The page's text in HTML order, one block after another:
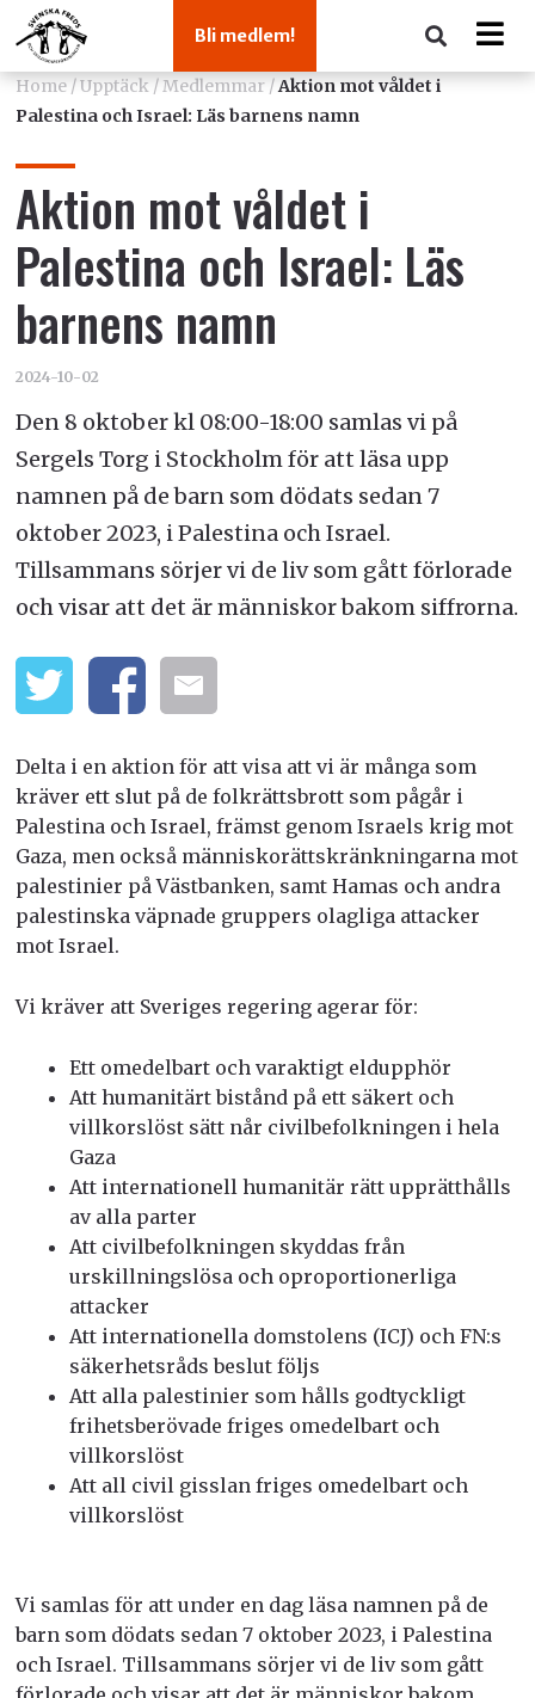
Bli medlem!
Home/Upptäck/Medlemmar/Aktion mot våldet i
Palestina och Israel: Läs barnens namn
Aktion mot våldet i
Palestina och Israel: Läs
barnens namn
2024-10-02
Den 8 oktober kl 08:00-18:00 samlas vi på
Sergels Torg i Stockholm för att läsa upp
namnen på de barn som dödats sedan 7
oktober 2023, i Palestina och Israel.
Tillsammans sörjer vi de liv som gått förlorade
och visar att det är människor bakom siffrorna.
Delta i en aktion för att visa att vi är många som
kräver ett slut på de folkrättsbrott som pågår i
Palestina och Israel, främst genom Israels krig mot
Gaza, men också människorättskränkningarna mot
palestinier på Västbanken, samt Hamas och andra
palestinska väpnade gruppers olagliga attacker
mot Israel.
Vi kräver att Sveriges regering agerar för:
Ett omedelbart och varaktigt eldupphör
Att humanitärt bistånd på ett säkert och
villkorslöst sätt når civilbefolkningen i hela
Gaza
Att internationell humanitär rätt upprätthålls
av alla parter
Att civilbefolkningen skyddas från
urskillningslösa och oproportionerliga
attacker
Att internationella domstolens (ICJ) och FN:s
säkerhetsråds beslut följs
Att alla palestinier som hålls godtyckligt
frihetsberövade friges omedelbart och
villkorslöst
Att all civil gisslan friges omedelbart och
villkorslöst
Vi samlas för att under en dag läsa namnen på de
barn som dödats sedan 7 oktober 2023, i Palestina
och Israel. Tillsammans sörjer vi de liv som gått